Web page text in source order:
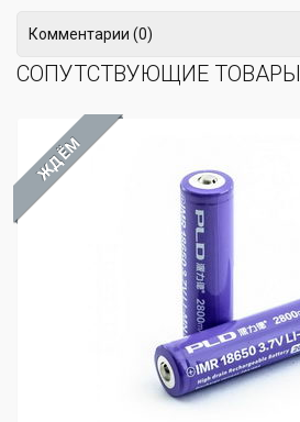
Комментарии (0)
СОПУТСТВУЮЩИЕ ТОВАРЫ
ЖДЁМ